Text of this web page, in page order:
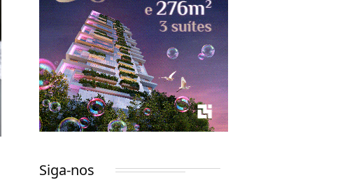
Siga-nos